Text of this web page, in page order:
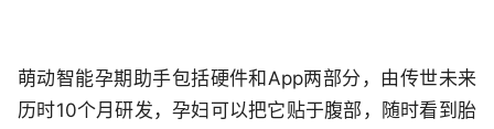
萌动智能孕期助手包括硬件和App两部分，由传世未来
历时10个月研发，孕妇可以把它贴于腹部，随时看到胎